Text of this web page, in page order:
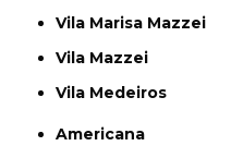
Vila Marisa Mazzei
Vila Mazzei
Vila Medeiros
Americana